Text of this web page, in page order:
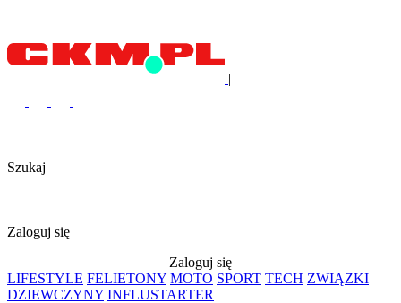
|
Szukaj
Zaloguj się
Zaloguj się
LIFESTYLE FELIETONY MOTO SPORT TECH ZWIĄZKI
DZIEWCZYNY INFLUSTARTER